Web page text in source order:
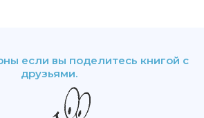
если вы поделитесь книгой с
друзьями.